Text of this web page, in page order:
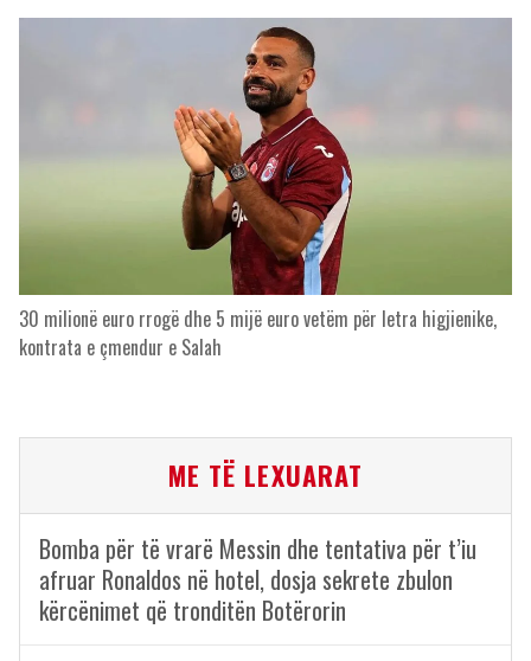
30 milionë euro rrogë dhe 5 mijë euro vetëm për letra higjienike,
kontrata e çmendur e Salah
ME TË LEXUARAT
Bomba për të vrarë Messin dhe tentativa për t’iu
afruar Ronaldos në hotel, dosja sekrete zbulon
kërcënimet që tronditën Botërorin